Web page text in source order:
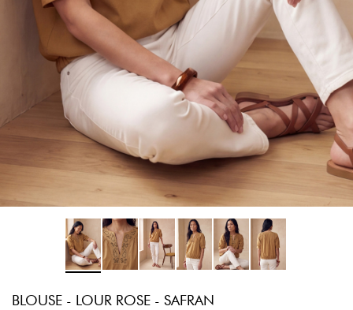
BLOUSE - LOUR ROSE - SAFRAN